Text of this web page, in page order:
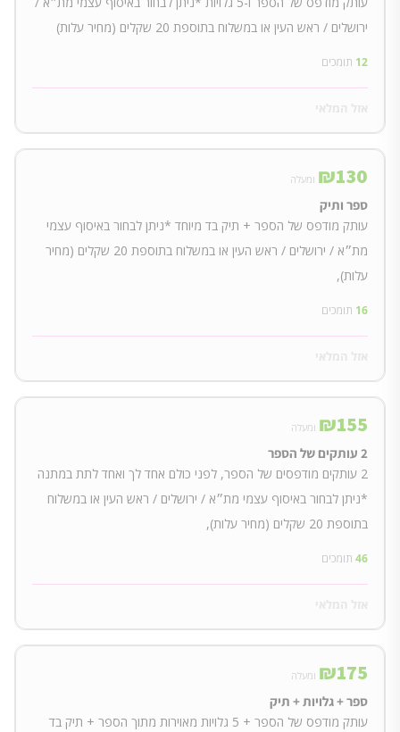
ירושלים / ראש העין או במשלוח בתוספת 20 שקלים (מחיר עלות)
12 תומכים
₪130 ומעלה
ספר ותיק
עותק מודפס של הספר + תיק בד מיוחד *ניתן לבחור באיסוף עצמי
מת״א / ירושלים / ראש העין או במשלוח בתוספת 20 שקלים (מחיר
עלות),
16 תומכים
₪155 ומעלה
2 עותקים של הספר
2 עותקים מודפסים של הספר, לפני כולם אחד לך ואחד לתת במתנה
*ניתן לבחור באיסוף עצמי מת״א / ירושלים / ראש העין או במשלוח
בתוספת 20 שקלים (מחיר עלות),
46 תומכים
₪175 ומעלה
ספר + גלויות + תיק
עותק מודפס של הספר + 5 גלויות מאוירות מתוך הספר + תיק בד